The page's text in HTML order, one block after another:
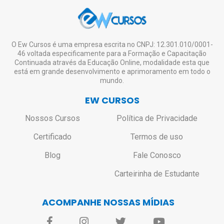
vontade, mesmo não tendo interesse em
solicitar o certificado de todos ou de nenhum.
Não haverá bloqueio ou restrição de
acesso aos alunos que não solicitarem o
certificado.
em contato pelo e-mail:
contato@ewcursos.com.br, para verificar o
O Ew Cursos é uma empresa escrita no CNPJ: 12.301.010/0001-
46 voltada especificamente para a Formação e Capacitação
Continuada através da Educação Online, modalidade esta que
está em grande desenvolvimento e aprimoramento em todo o
mundo.
EW CURSOS
Nossos Cursos
Certificado
Blog
Política de Privacidade
Termos de uso
Fale Conosco
Carteirinha de Estudante
ACOMPANHE NOSSAS MÍDIAS